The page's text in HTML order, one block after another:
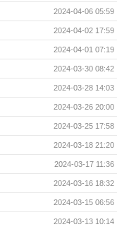
2024-04-06 05:59
2024-04-02 17:59
2024-04-01 07:19
2024-03-30 08:42
2024-03-28 14:03
2024-03-26 20:00
2024-03-25 17:58
2024-03-18 21:20
2024-03-17 11:36
2024-03-16 18:32
2024-03-15 06:56
2024-03-13 10:14